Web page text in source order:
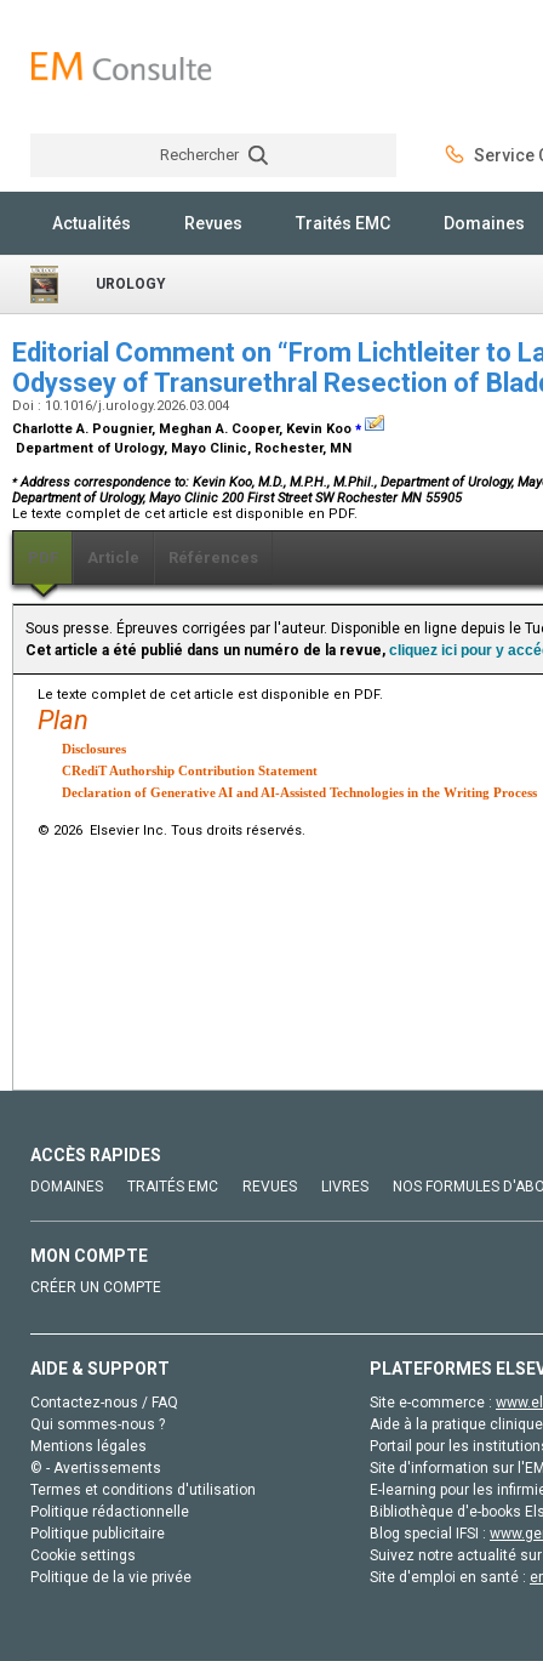
Rechercher Service
Actualités Revues Traités EMC Domaines
UROLOGY
Editorial Comment on “From Lichtleiter to
Odyssey of Transurethral Resection of
Doi : 10.1016/j.urology.2026.03.004
Charlotte A. Pougnier, Meghan A. Cooper, Kevin Koo ⁎
Department of Urology, Mayo Clinic, Rochester, MN
⁎Address correspondence to: Kevin Koo, M.D., M.P.H., M.Phil., Department of Urology,
Department of Urology, Mayo Clinic 200 First Street SW Rochester MN 55905
Le texte complet de cet article est disponible en PDF.
PDF Article Références
Sous presse. Épreuves corrigées par l'auteur. Disponible en ligne depuis le
Cet article a été publié dans un numéro de la revue, cliquez ici pour y
Le texte complet de cet article est disponible en PDF.
Plan
Disclosures
CRediT Authorship Contribution Statement
Declaration of Generative AI and AI-Assisted Technologies in the Writing Process
© 2026 Elsevier Inc. Tous droits réservés.
ACCÈS RAPIDES
DOMAINES TRAITÉS EMC REVUES LIVRES NOS FORMULES
MON COMPTE
CRÉER UN COMPTE
AIDE & SUPPORT
Contactez-nous / FAQ
Qui sommes-nous ?
Mentions légales
© - Avertissements
Termes et conditions d'utilisation
Politique rédactionnelle
Politique publicitaire
Cookie settings
Politique de la vie privée
PLATEFORMES
Site e-commerce :
Aide à la pratique
Portail pour les
Site d'information sur
E-learning pour les
Bibliothèque d'e-books
Blog special IFSI :
Suivez notre actualité
Site d'emploi en santé :